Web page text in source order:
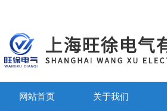
网站首页 关于我们